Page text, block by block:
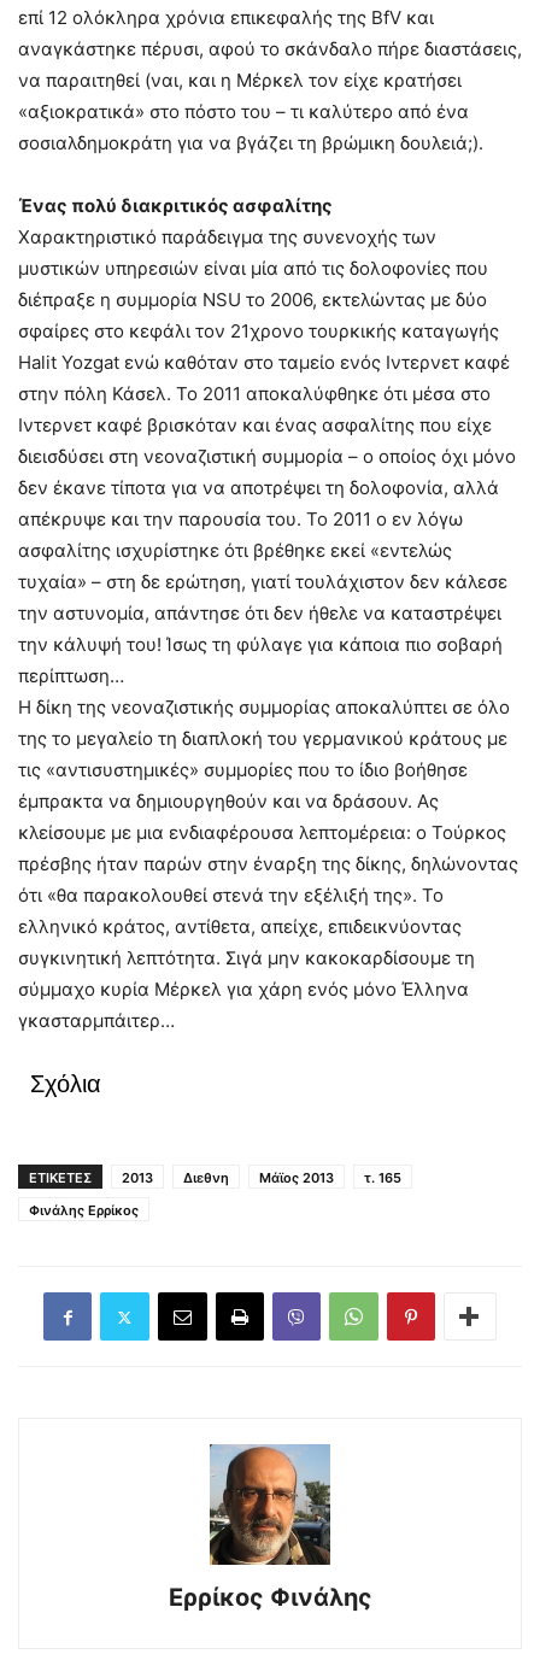
επί 12 ολόκληρα χρόνια επικεφαλής της BfV και
αναγκάστηκε πέρυσι, αφού το σκάνδαλο πήρε διαστάσεις,
να παραιτηθεί (ναι, και η Μέρκελ τον είχε κρατήσει
«αξιοκρατικά» στο πόστο του – τι καλύτερο από ένα
σοσιαλδημοκράτη για να βγάζει τη βρώμικη δουλειά;).
Ένας πολύ διακριτικός ασφαλίτης
Χαρακτηριστικό παράδειγμα της συνενοχής των
μυστικών υπηρεσιών είναι μία από τις δολοφονίες που
διέπραξε η συμμορία NSU το 2006, εκτελώντας με δύο
σφαίρες στο κεφάλι τον 21χρονο τουρκικής καταγωγής
Halit Yozgat ενώ καθόταν στο ταμείο ενός Ιντερνετ καφέ
στην πόλη Κάσελ. Το 2011 αποκαλύφθηκε ότι μέσα στο
Ιντερνετ καφέ βρισκόταν και ένας ασφαλίτης που είχε
διεισδύσει στη νεοναζιστική συμμορία – ο οποίος όχι μόνο
δεν έκανε τίποτα για να αποτρέψει τη δολοφονία, αλλά
απέκρυψε και την παρουσία του. Το 2011 ο εν λόγω
ασφαλίτης ισχυρίστηκε ότι βρέθηκε εκεί «εντελώς
τυχαία» – στη δε ερώτηση, γιατί τουλάχιστον δεν κάλεσε
την αστυνομία, απάντησε ότι δεν ήθελε να καταστρέψει
την κάλυψή του! Ίσως τη φύλαγε για κάποια πιο σοβαρή
περίπτωση…
Η δίκη της νεοναζιστικής συμμορίας αποκαλύπτει σε όλο
της το μεγαλείο τη διαπλοκή του γερμανικού κράτους με
τις «αντισυστημικές» συμμορίες που το ίδιο βοήθησε
έμπρακτα να δημιουργηθούν και να δράσουν. Ας
κλείσουμε με μια ενδιαφέρουσα λεπτομέρεια: ο Τούρκος
πρέσβης ήταν παρών στην έναρξη της δίκης, δηλώνοντας
ότι «θα παρακολουθεί στενά την εξέλιξή της». Το
ελληνικό κράτος, αντίθετα, απείχε, επιδεικνύοντας
συγκινητική λεπτότητα. Σιγά μην κακοκαρδίσουμε τη
σύμμαχο κυρία Μέρκελ για χάρη ενός μόνο Έλληνα
γκασταρμπάιτερ…
Σχόλια
ΕΤΙΚΕΤΕΣ 2013 Διεθνη Μάϊος 2013
τ. 165
Φινάλης Ερρίκος
Ερρίκος Φινάλης